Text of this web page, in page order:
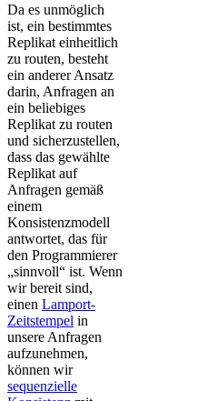
Da es unmöglich
ist, ein bestimmtes
Replikat einheitlich
zu routen, besteht
ein anderer Ansatz
darin, Anfragen an
ein beliebiges
Replikat zu routen
und sicherzustellen,
dass das gewählte
Replikat auf
Anfragen gemäß
einem
Konsistenzmodell
antwortet, das für
den Programmierer
„sinnvoll“ ist. Wenn
wir bereit sind,
einen Lamport-
Zeitstempel in
unsere Anfragen
aufzunehmen,
können wir
sequenzielle